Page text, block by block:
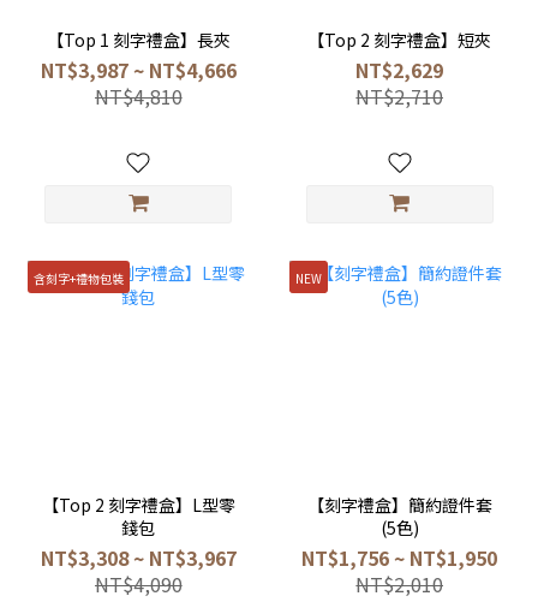
【Top 1 刻字禮盒】長夾
NT$3,987 ~ NT$4,666
NT$4,810
【Top 2 刻字禮盒】短夾
NT$2,629
NT$2,710
含刻字+禮物包裝
【Top 2 刻字禮盒】L型零
錢包
NT$3,308 ~ NT$3,967
NT$4,090
NEW
【刻字禮盒】簡約證件套
(5色)
NT$1,756 ~ NT$1,950
NT$2,010